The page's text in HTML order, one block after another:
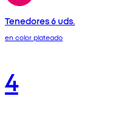
Tenedores 6 uds.
en color plateado
4